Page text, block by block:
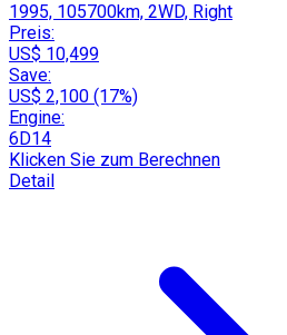
1995, 105700km, 2WD, Right
Preis:
US$ 10,499
Save:
US$ 2,100 (17%)
Engine:
6D14
Klicken Sie zum Berechnen
Detail